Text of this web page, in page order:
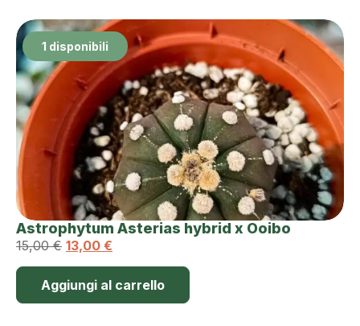
1 disponibili
Astrophytum Asterias hybrid x Ooibo
15,00€ 13,00 €
Aggiungi al carrello